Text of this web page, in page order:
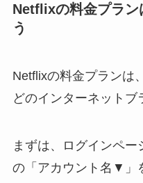
Netflixの料金プラン
う
Netflixの料金プランは
どのインターネットブ
まずは、ログインペ
の「アカウント名▼」